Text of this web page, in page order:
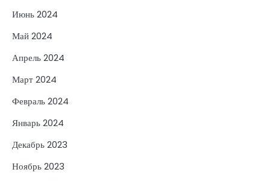
Июнь 2024
Май 2024
Апрель 2024
Март 2024
Февраль 2024
Январь 2024
Декабрь 2023
Ноябрь 2023